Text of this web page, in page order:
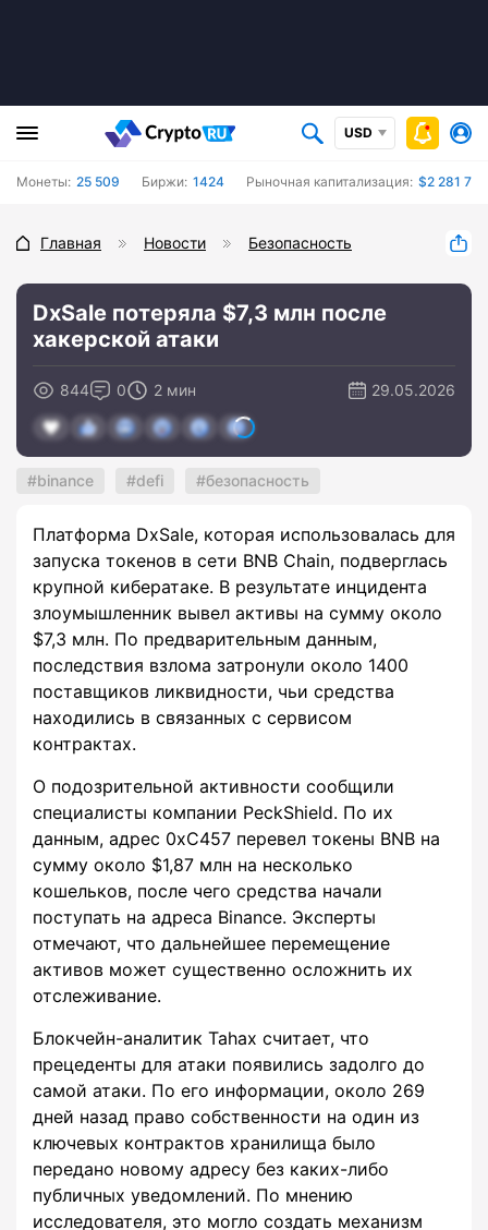
USD
Монеты: 25 509 Биржи: 1424 Рыночная капитализация: $2 281
Главная Новости Безопасность
DxSale потеряла $7,3 млн после
хакерской атаки
844 0 2 мин 29.05.2026
binance defi безопасность
Платформа DxSale, которая использовалась для
запуска токенов в сети BNB Chain, подверглась
крупной кибератаке. В результате инцидента
злоумышленник вывел активы на сумму около
$7,3 млн. По предварительным данным,
последствия взлома затронули около 1400
поставщиков ликвидности, чьи средства
находились в связанных с сервисом
контрактах.
О подозрительной активности сообщили
специалисты компании PeckShield. По их
данным, адрес 0xC457 перевел токены BNB на
сумму около $1,87 млн на несколько
кошельков, после чего средства начали
поступать на адреса Binance. Эксперты
отмечают, что дальнейшее перемещение
активов может существенно осложнить их
отслеживание.
Блокчейн-аналитик Tahax считает, что
прецеденты для атаки появились задолго до
самой атаки. По его информации, около 269
дней назад право собственности на один из
ключевых контрактов хранилища было
передано новому адресу без каких-либо
публичных уведомлений. По мнению
исследователя, это могло создать механизм